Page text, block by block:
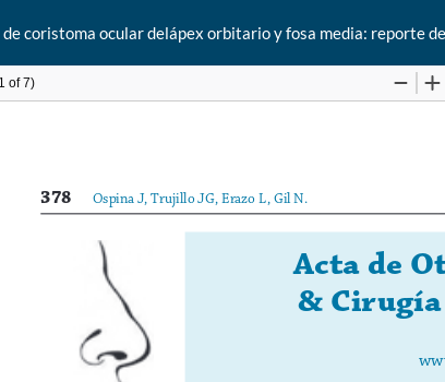
coristoma ocular delápex orbitario y fosa media: reporte